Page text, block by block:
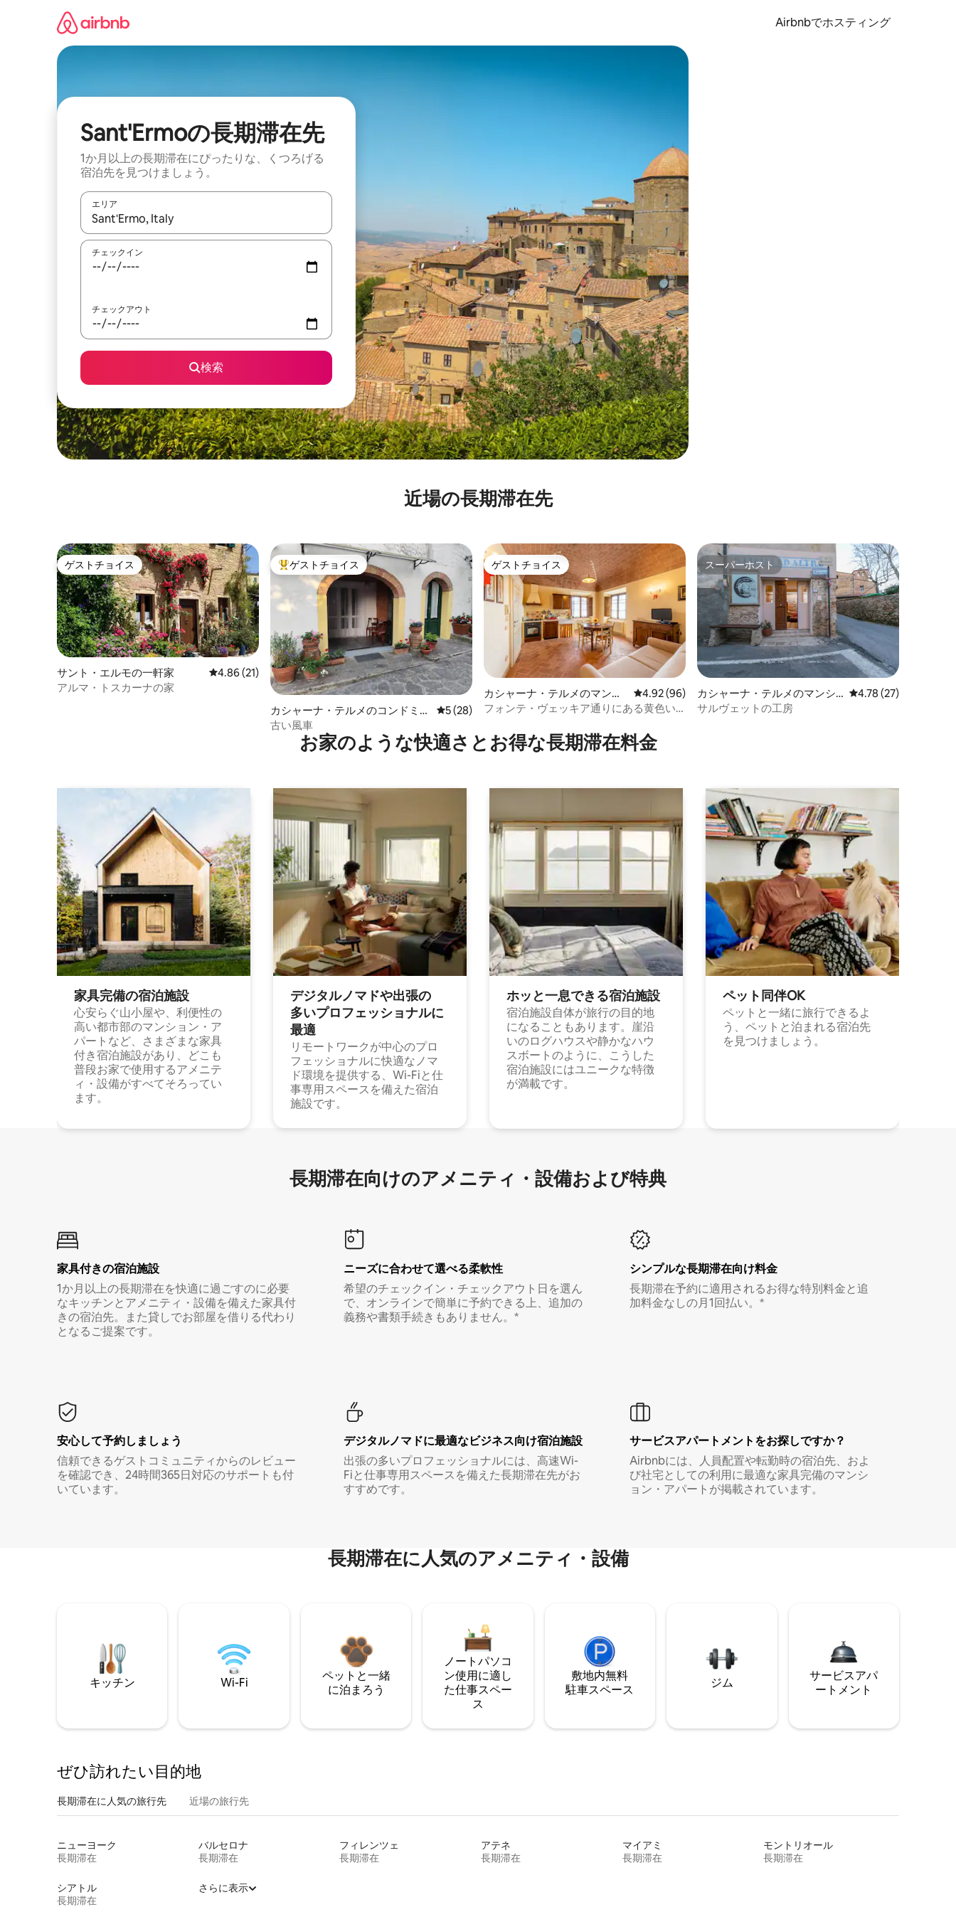
Airbnbでホスティング
Sant'Ermoの長期滞在先
1か月以上の長期滞在にぴったりな、くつろげる
宿泊先を見つけましょう。
エリア
検索結果が表示されたら、上下の矢印キーを使って移動するか、画面をタッチまたはスワイプして検索結果を確認することができます。
チェックイン
チェックアウト
検索
近場の長期滞在先
ゲストチョイス
ゲストチョイス
サント・エルモの一軒家 レビュー21件、5つ星中4.86つ星の平均評価
4.86 (21)
アルマ・トスカーナの家
大好評のゲストチョイスです。
ゲストチョイス
カシャーナ・テルメのコンドミニ
アム
レビュー28件、5つ星中5つ星の平均評価
5 (28)
古い風車
ゲストチョイス
ゲストチョイス
カシャーナ・テルメのマンシ
ョン・アパート
レビュー96件、5つ星中4.92つ星の平均評価
4.92 (96)
フォンテ・ヴェッキア通りにある黄色い
スーパーホスト
スーパーホスト
カシャーナ・テルメのマンシ
ョン・アパート
レビュー27件、5つ
4.78 (27)
サルヴェットの工房
お家のような快⁠適⁠さ⁠とお⁠得⁠な長⁠期⁠滞⁠在料⁠金
家具完備の宿⁠泊⁠施⁠設
心安らぐ山小屋や、利便性の
高い都市部のマンション・ア
パートなど、さまざまな家具
付き宿泊施設があり、どこも
普段お家で使用するアメニテ
ィ・設備がすべてそろってい
ます。
デジタルノマドや出⁠張⁠の
多⁠いプ⁠ロ⁠フ⁠ェ⁠ッ⁠シ⁠ョ⁠ナ⁠ル⁠に
最⁠適
リモートワークが中心のプロ
フェッショナルに快適なノマ
ド環境を提供する、Wi-Fiと仕
事専用スペースを備えた宿泊
施設です。
ホッと一⁠息⁠で⁠き⁠る宿⁠泊施⁠設
宿泊施設自体が旅行の目的地
になることもあります。崖沿
いのログハウスや静かなハウ
スボートのように、こうした
宿泊施設にはユニークな特徴
が満載です。
ペット同⁠伴OK
ペットと一緒に旅行できるよ
う、ペットと泊まれる宿泊先
を見つけましょう。
長期滞在向け⁠のア⁠メ⁠ニ⁠テ⁠ィ⁠・設⁠備⁠および特⁠典
家具付き⁠の宿⁠泊⁠施⁠設
1か月以上の長期滞在を快適に過ごすのに必要
なキッチンとアメニティ・設備を備えた家具付
きの宿泊先。また貸しでお部屋を借りる代わり
となるご提案です。
ニーズに合わせて選べる柔軟性
希望のチェックイン・チェックアウト日を選ん
で、オンラインで簡単に予約できる上、追加の
義務や書類手続きもありません。*
シンプルな長期滞在向け料金
長期滞在予約に適用されるお得な特別料金と追
加料金なしの月1回払い。*
安心して予約しましょう
信頼できるゲストコミュニティからのレビュー
を確認でき、24時間365日対応のサポートも付
いています。
デジタルノマド⁠に最⁠適⁠なビ⁠ジ⁠ネ⁠ス⁠向⁠け宿⁠泊⁠施⁠設
出張の多いプロフェッショナルには、高速Wi-
Fiと仕事専用スペースを備えた長期滞在先がお
すすめです。
サービスアパートメントをお探しですか？
Airbnbには、人員配置や転勤時の宿泊先、およ
び社宅としての利用に最適な家具完備のマンシ
ョン・アパートが掲載されています。
長期滞在に人気のアメニティ・設備
キッチン Wi-Fi
ペットと一緒
に泊まろう
ノートパソコ
ン使用に適し
た仕事スペー
ス
敷地内無料
駐⁠車ス⁠ペ⁠ー⁠ス
ジム
サービスアパ
ートメント
ぜひ訪⁠れ⁠た⁠い目⁠的⁠地
長期滞在に人気の旅行先 近場の旅行先
ニューヨーク
長期滞在
バルセロナ
長期滞在
フィレンツェ
長期滞在
アテネ
長期滞在
マイアミ
長期滞在
モントリオール
長期滞在
シアトル
長期滞在
さらに表示